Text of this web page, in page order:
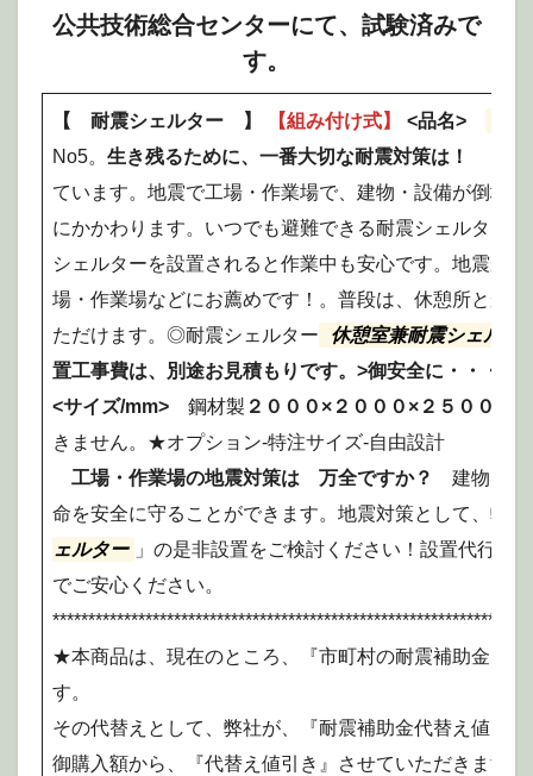
公共技術総合センターにて、試験済みで
す。
【 耐震シェルター 】 【組み付け式】 <品名>
No5。 生き残るために、一番大切な耐震対策は！
ています。地震で工場・作業場で、建物・設備が倒壊
にかかわります。いつでも避難できる耐震シェルター
シェルターを設置されると作業中も安心です。地震から
場・作業場などにお薦めです！。普段は、休憩所とか
ただけます。◎耐震シェルター
休憩室兼耐震シェルタ
置工事費は、別途お見積もりです。>御安全に・・・
<サイズ/mm> 鋼材製 ２０００×２０００×２５００H
きません。★オプション-特注サイズ-自由設計
工場・作業場の地震対策は
万全ですか？
建物・設
命を安全に守ることができます。地震対策として、弊社
ェルター 」の是非設置をご検討ください！設置代行サ
でご安心ください。
★本商品は、現在のところ、『市町村の耐震補助金』
す。
その代替えとして、弊社が、『耐震補助金代替え値引
御購入額から、『代替え値引き』させていただきます。